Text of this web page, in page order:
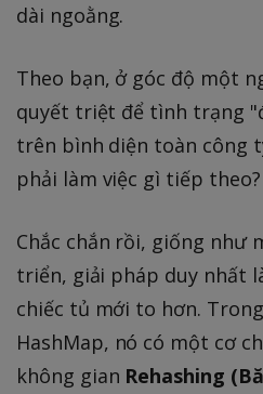
dài ngoằng.
Theo bạn, ở góc độ một
quyết triệt để tình trạng
trên bình diện toàn công
phải làm việc gì tiếp theo?
Chắc chắn rồi, giống như
triển, giải pháp duy nhất
chiếc tủ mới to hơn.
HashMap, nó có một cơ
không gian Rehashing